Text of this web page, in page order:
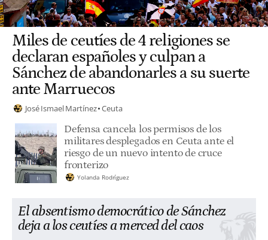
Miles de ceutíes de 4 religiones se
declaran españoles y culpan a
Sánchez de abandonarles a su suerte
ante Marruecos
José Ismael Martínez Ceuta
Defensa cancela los permisos de los
militares desplegados en Ceuta ante el
riesgo de un nuevo intento de cruce
fronterizo
Yolanda Rodríguez
El absentismo democrático de Sánchez
deja a los ceutíes a merced del caos